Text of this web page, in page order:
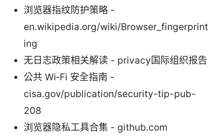
浏览器指纹防护策略 -
en.wikipedia.org/wiki/Browser_fingerprint
ing
无日志政策相关解读 - privacy国际组织报告
公共 Wi‑Fi 安全指南 -
cisa.gov/publication/security-tip-pub-
208
浏览器隐私工具合集 - github.com